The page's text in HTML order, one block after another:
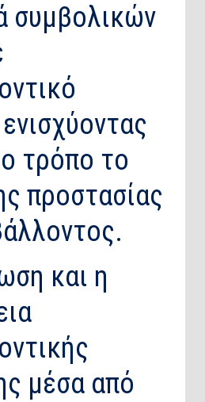
συμβολικών
τρόπο το
προστασίας
και η
μέσα από